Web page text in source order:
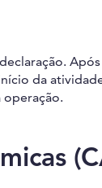
Após
da
operação.